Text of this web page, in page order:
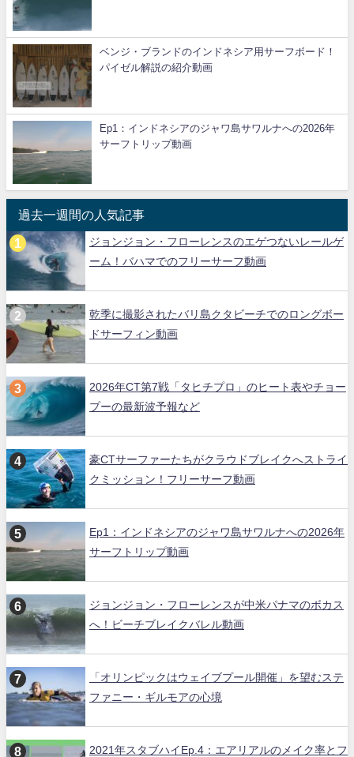
ベンジ・ブランドのインドネシア用サーフボード！
パイゼル解説の紹介動画
Ep1：インドネシアのジャワ島サワルナへの2026年
サーフトリップ動画
過去一週間の人気記事
ジョンジョン・フローレンスのエゲつないレールゲ
ーム！バハマでのフリーサーフ動画
乾季に撮影されたバリ島クタビーチでのロングボー
ドサーフィン動画
2026年CT第7戦「タヒチプロ」のヒート表やチョー
プーの最新波予報など
豪CTサーファーたちがクラウドブレイクへストライ
クミッション！フリーサーフ動画
Ep1：インドネシアのジャワ島サワルナへの2026年
サーフトリップ動画
ジョンジョン・フローレンスが中米パナマのボカス
へ！ビーチブレイクバレル動画
「オリンピックはウェイブプール開催」を望むステ
ファニー・ギルモアの心境
2021年スタブハイEp.4：エアリアルのメイク率とフ